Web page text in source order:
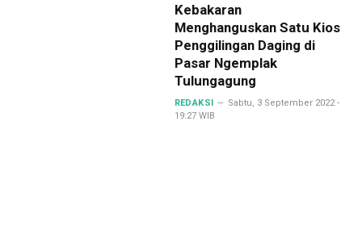
Kebakaran
Menghanguskan Satu Kios
Penggilingan Daging di
Pasar Ngemplak
Tulungagung
REDAKSI
Sabtu, 3 September 2022 -
19:27 WIB